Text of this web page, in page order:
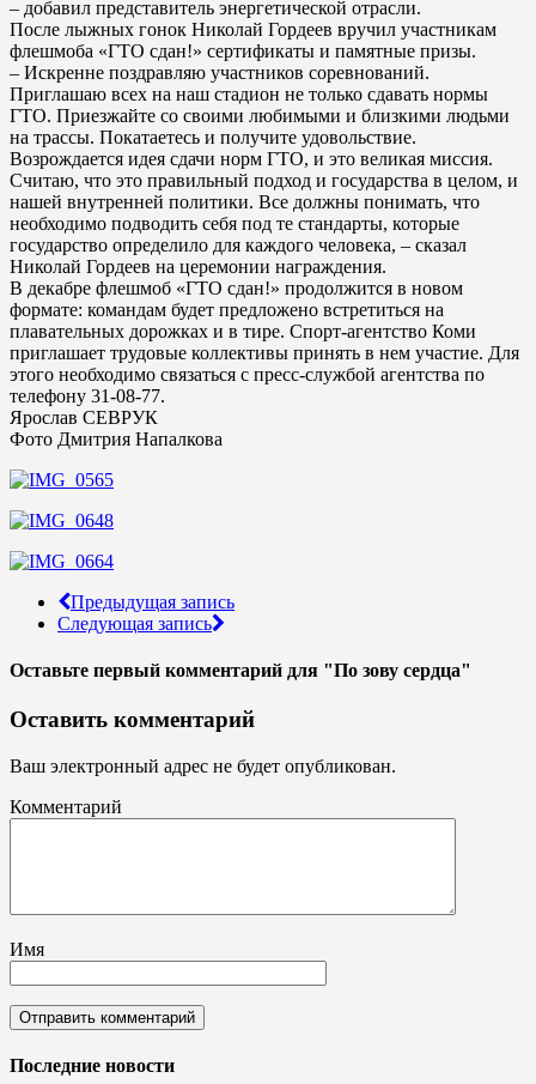
– добавил представитель энергетической отрасли.
После лыжных гонок Николай Гордеев вручил участникам
флешмоба «ГТО сдан!» сертификаты и памятные призы.
– Искренне поздравляю участников соревнований.
Приглашаю всех на наш стадион не только сдавать нормы
ГТО. Приезжайте со своими любимыми и близкими людьми
на трассы. Покатаетесь и получите удовольствие.
Возрождается идея сдачи норм ГТО, и это великая миссия.
Считаю, что это правильный подход и государства в целом, и
нашей внутренней политики. Все должны понимать, что
необходимо подводить себя под те стандарты, которые
государство определило для каждого человека, – сказал
Николай Гордеев на церемонии награждения.
В декабре флешмоб «ГТО сдан!» продолжится в новом
формате: командам будет предложено встретиться на
плавательных дорожках и в тире. Спорт-агентство Коми
приглашает трудовые коллективы принять в нем участие. Для
этого необходимо связаться с пресс-службой агентства по
телефону 31-08-77.
Ярослав СЕВРУК
Фото Дмитрия Напалкова
Предыдущая запись
Следующая запись
Оставьте первый комментарий для "По зову сердца"
Оставить комментарий
Ваш электронный адрес не будет опубликован.
Комментарий
Имя
Последние новости